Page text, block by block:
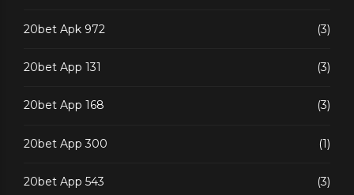
20bet Apk 972 (3)
20bet App 131 (3)
20bet App 168 (3)
20bet App 300 (1)
20bet App 543 (3)